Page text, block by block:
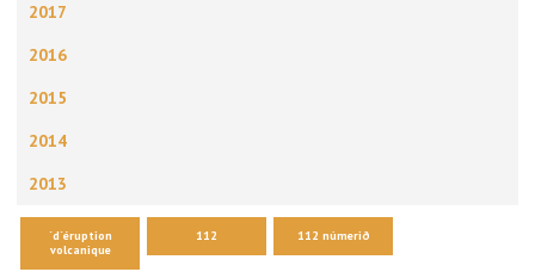
2017
2016
2015
2014
2013
´d´éruption
volcanique
112 112 númerið